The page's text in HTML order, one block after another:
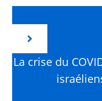
La crise du